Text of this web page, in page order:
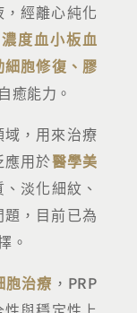
經離心純化
度血小板血
細胞修復、膠
癒能力。
，用來治療
用於醫學美
淡化細紋、
，目前已為
。
胞治療 ，PRP